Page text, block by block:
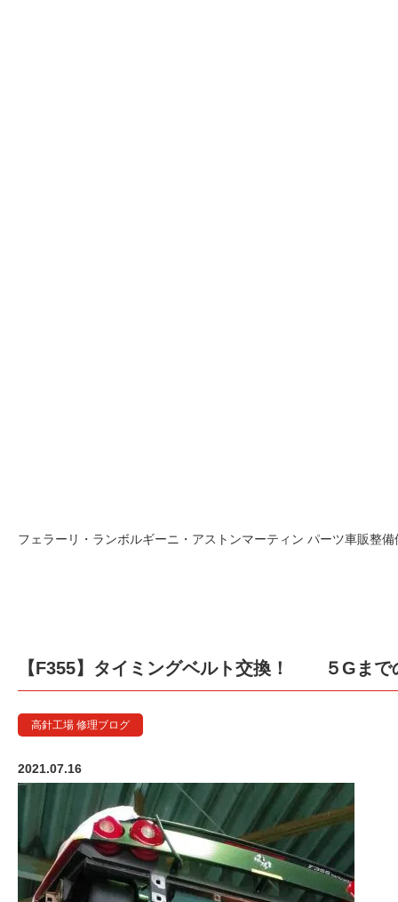
フェラーリ・ランボルギーニ・アストンマーティン パーツ車販整
【F355】タイミングベルト交換！ ５Gまで
高針工場 修理ブログ
2021.07.16